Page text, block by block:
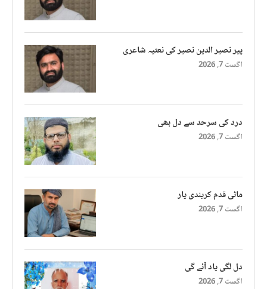
پیر نصیر الدین نصیر کی نعتیہ شاعری
اگست 7, 2026
درد کی سرحد سے دل بھی
اگست 7, 2026
ماٹی قدم کریندی یار
اگست 7, 2026
دل لگی یاد آئے گی
اگست 7, 2026